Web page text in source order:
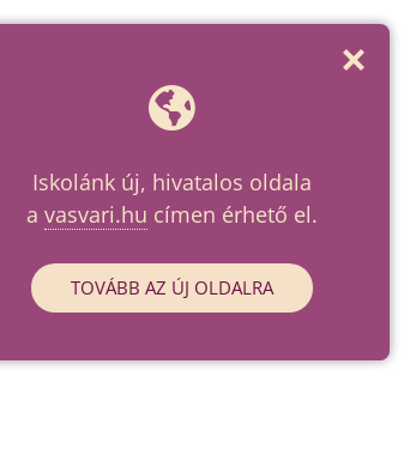
Iskolánk új, hivatalos oldala
a vasvari.hu címen érhető el.
TOVÁBB AZ ÚJ OLDALRA